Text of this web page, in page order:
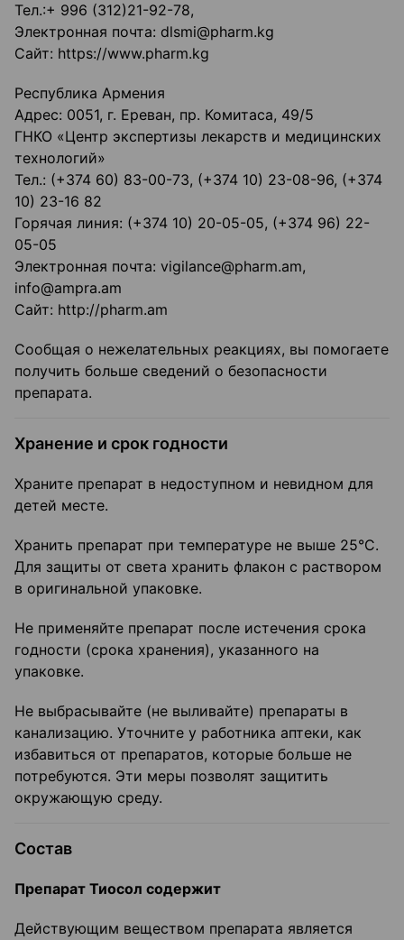
Тел.:+ 996 (312)21-92-78,
Электронная почта: dlsmi@pharm.kg
Сайт: https://www.pharm.kg
Республика Армения
Адрес: 0051, г. Ереван, пр. Комитаса, 49/5
ГНКО «Центр экспертизы лекарств и медицинских
технологий»
Тел.: (+374 60) 83-00-73, (+374 10) 23-08-96, (+374
10) 23-16 82
Горячая линия: (+374 10) 20-05-05, (+374 96) 22-
05-05
Электронная почта: vigilance@pharm.am,
info@ampra.am
Сайт: http://pharm.am
Сообщая о нежелательных реакциях, вы помогаете
получить больше сведений о безопасности
препарата.
Хранение и срок годности
Храните препарат в недоступном и невидном для
детей месте.
Хранить препарат при температуре не выше 25°C.
Для защиты от света хранить флакон с раствором
в оригинальной упаковке.
Не применяйте препарат после истечения срока
годности (срока хранения), указанного на
упаковке.
Не выбрасывайте (не выливайте) препараты в
канализацию. Уточните у работника аптеки, как
избавиться от препаратов, которые больше не
потребуются. Эти меры позволят защитить
окружающую среду.
Состав
Препарат Тиосол содержит
Действующим веществом препарата является